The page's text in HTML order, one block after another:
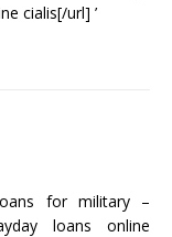
cialis[/url] ’
for military –
loans online